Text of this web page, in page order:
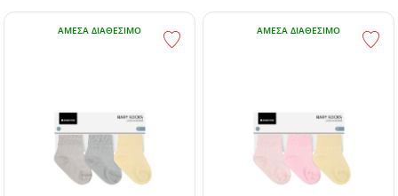
ΆΜΕΣΑ ΔΙΑΘΈΣΙΜΟ ΆΜΕΣΑ ΔΙΑΘΈΣΙΜΟ